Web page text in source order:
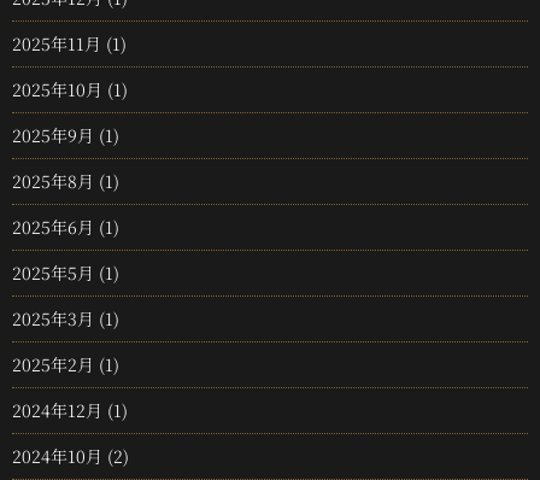
2025年11月 (1)
2025年10月 (1)
2025年9月 (1)
2025年8月 (1)
2025年6月 (1)
2025年5月 (1)
2025年3月 (1)
2025年2月 (1)
2024年12月 (1)
2024年10月 (2)